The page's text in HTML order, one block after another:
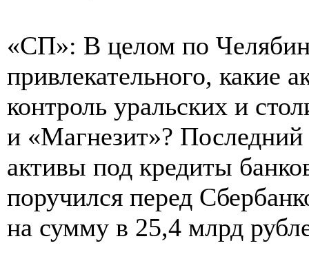
«СП»: В целом по
привлекательного, какие
контроль уральских и
и «Магнезит»?
активы под кредиты
поручился перед
на сумму в 25,4 млрд